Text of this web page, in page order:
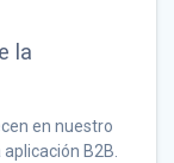
la
en nuestro
B2B.